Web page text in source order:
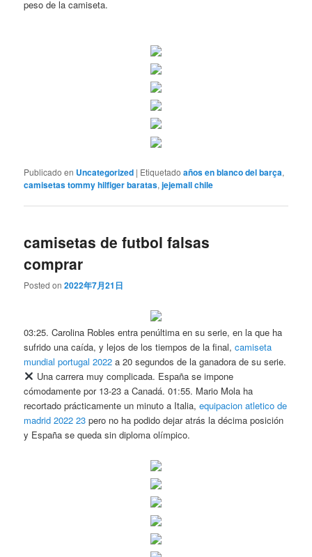
peso de la camiseta.
Publicado en Uncategorized | Etiquetado años en blanco del barça,
camisetas tommy hilfiger baratas,jejemall chile
camisetas de futbol falsas
comprar
Posted on2022年7月21日
03:25. Carolina Robles entra penúltima en su serie, en la que ha
sufrido una caída, y lejos de los tiempos de la final,camiseta
mundial portugal 2022 a 20 segundos de la ganadora de su serie.
Una carrera muy complicada. España se impone
cómodamente por 13-23 a Canadá. 01:55. Mario Mola ha
recortado prácticamente un minuto a Italia,equipacion atletico de
madrid 2022 23 pero no ha podido dejar atrás la décima posición
y España se queda sin diploma olímpico.